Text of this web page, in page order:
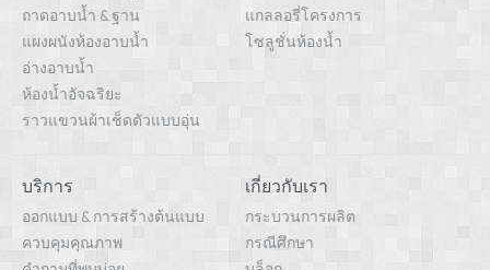
ถาดอาบน้ำ & ฐาน
แผงผนังห้องอาบน้ำ
อ่างอาบน้ำ
ห้องน้ำอัจฉริยะ
ราวแขวนผ้าเช็ดตัวแบบอุ่น
แกลลอรี่โครงการ
โซลูชั่นห้องน้ำ
บริการ
ออกแบบ & การสร้างต้นแบบ
ควบคุมคุณภาพ
เกี่ยวกับเรา
กระบวนการผลิต
กรณีศึกษา